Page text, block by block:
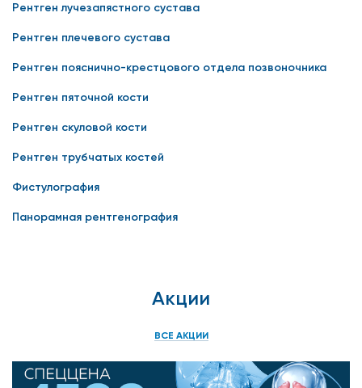
Рентген лучезапястного сустава
Рентген плечевого сустава
Рентген пояснично-крестцового отдела позвоночника
Рентген пяточной кости
Рентген скуловой кости
Рентген трубчатых костей
Фистулография
Панорамная рентгенография
Акции
ВСЕ АКЦИИ